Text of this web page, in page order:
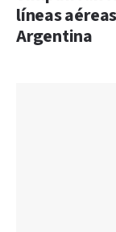
líneas
Argentina